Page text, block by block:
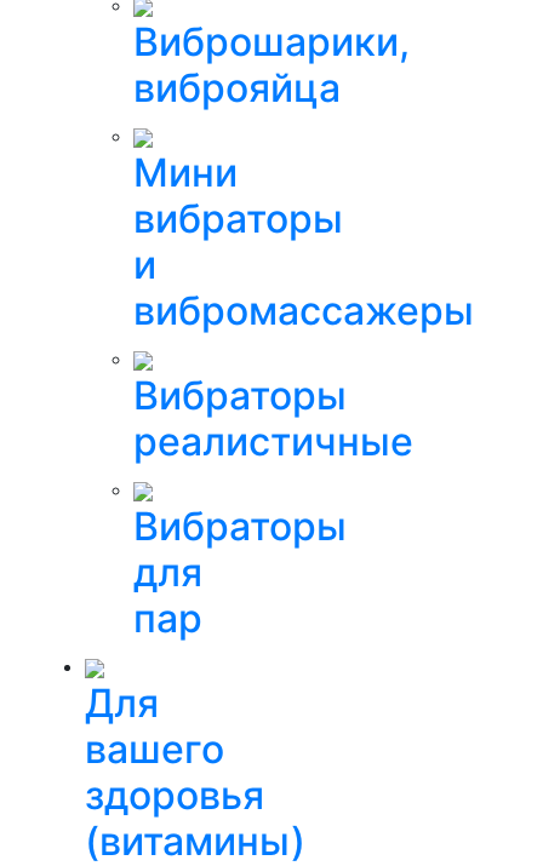
Виброшарики,
виброяйца
Мини
вибраторы
и
вибромассажеры
Вибраторы
реалистичные
Вибраторы
для
пар
Для
вашего
здоровья
(витамины)